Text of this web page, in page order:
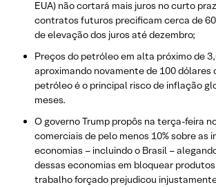
EUA) não cortará mais juros no curto
contratos futuros precificam cerca de
de elevação dos juros até dezembro;
Preços do petróleo em alta próximo de
aproximando novamente de 100 dólares
petróleo é o principal risco de inflação
meses.
O governo Trump propôs na terça-feira
comerciais de pelo menos 10% sobre as
economias – incluindo o Brasil –
dessas economias em bloquear
trabalho forçado prejudicou